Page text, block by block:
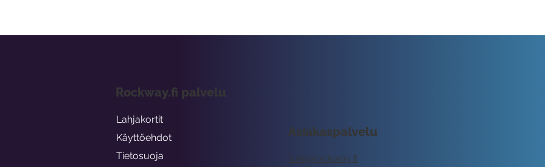
Asiakaspalvelu
tuki@rockway.fi
Rockway.fi palvelu
Lahjakortit
Käyttöehdot
Tietosuoja